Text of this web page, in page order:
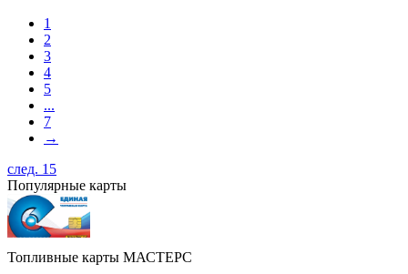
1
2
3
4
5
...
7
→
след. 15
Популярные карты
Топливные карты МАСТЕРС